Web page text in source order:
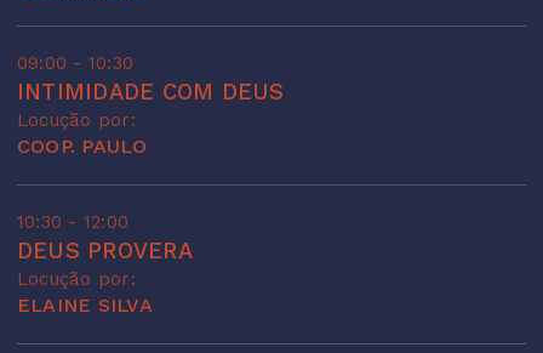
09:00 - 10:30
INTIMIDADE COM DEUS
Locução por:
COOP. PAULO
10:30 - 12:00
DEUS PROVERA
Locução por:
ELAINE SILVA